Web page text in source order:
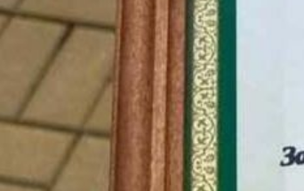
© Национальная Федерация Воздушной Гимнастики, 2026.
О Федерации
Антидопинг
Документы
Региональные федерации
Контакты
Соревнования